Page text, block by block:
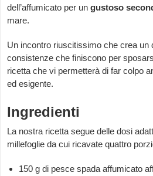
dell’affumicato per ungustoso
mare.
Un incontro riuscitissimo che crea un
consistenze che finiscono per
ricetta che vi permetterà di far colpo
ed esigente.
Ingredienti
La nostra ricetta segue delle dosi
millefoglie da cui ricavate quattro
150 g di pesce spada affumicato